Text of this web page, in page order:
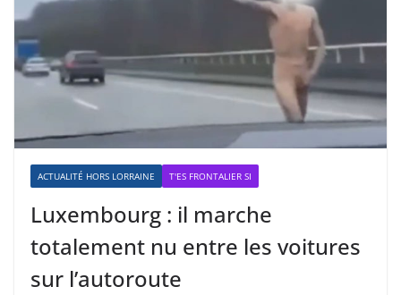
ACTUALITÉ HORS LORRAINE T'ES FRONTALIER SI
Luxembourg : il marche
totalement nu entre les voitures
sur l’autoroute